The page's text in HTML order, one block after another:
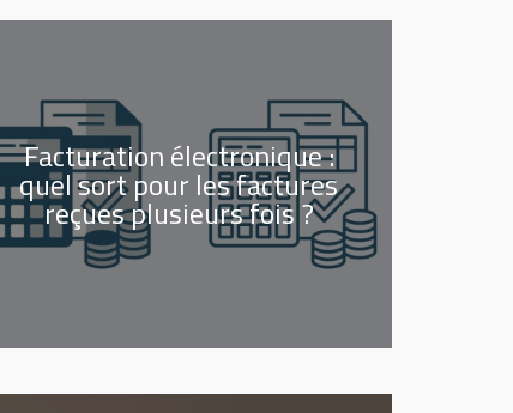
Facturation électronique :
quel sort pour les factures
reçues plusieurs fois ?